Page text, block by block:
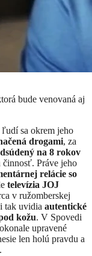
bude venovaná aj
ľudí sa okrem jeho
drogami, za
na 8 rokov
činnosť. Práve jeho
relácie so
televízia JOJ
v ružomberskej
tak uvidia autentické
kožu. V Spovedi
upravené
len holú pravdu a